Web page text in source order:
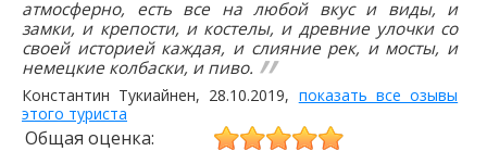
атмосферно, есть все на любой вкус и виды, и
замки, и крепости, и костелы, и древние улочки со
своей историей каждая, и слияние рек, и мосты, и
немецкие колбаски, и пиво.
Константин Тукиайнен, 28.10.2019, показать все озывы
этого туриста
Общая оценка: